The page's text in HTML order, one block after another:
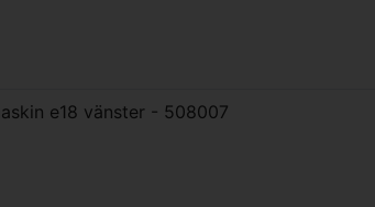
e18 vänster - 508007